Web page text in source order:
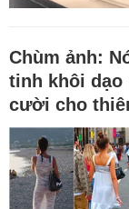
Chùm ảnh:
tinh khôi dạo
cười cho